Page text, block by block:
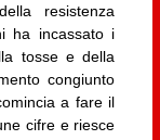
resistenza
ha incassato i
tosse e della
congiunto
a fare il
cifre e riesce